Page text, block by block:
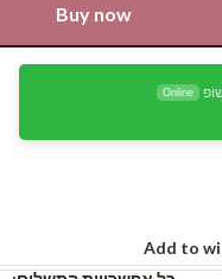
Buy now
Online
Add to